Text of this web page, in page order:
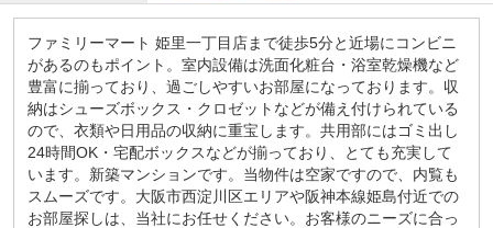
ファミリーマート 姫里一丁目店まで徒歩5分と近場にコンビニ
があるのもポイント。室内設備は洗面化粧台・浴室乾燥機など
豊富に揃っており、過ごしやすいお部屋になっております。収
納はシューズボックス・クロゼットなどが備え付けられている
ので、衣類や日用品の収納に重宝します。共用部にはゴミ出し
24時間OK・宅配ボックスなどが揃っており、とても充実して
います。新築マンションです。当物件は空家ですので、内覧も
スムーズです。大阪市西淀川区エリアや阪神本線姫島付近での
お部屋探しは、当社にお任せください。お客様のニーズに合っ